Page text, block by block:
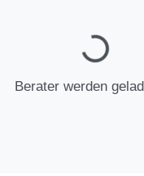
Berater werden